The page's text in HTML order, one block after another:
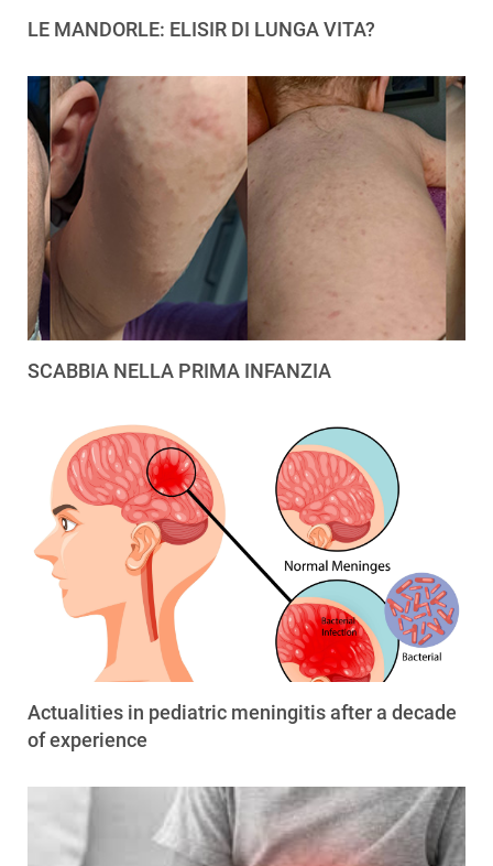
LE MANDORLE: ELISIR DI LUNGA VITA?
SCABBIA NELLA PRIMA INFANZIA
Actualities in pediatric meningitis after a decade
of experience